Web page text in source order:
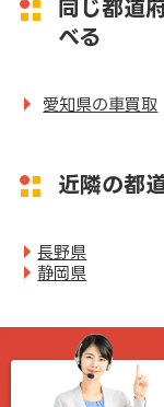
同じ都道
べる
愛知県の車買取
近隣の都
長野県
静岡県